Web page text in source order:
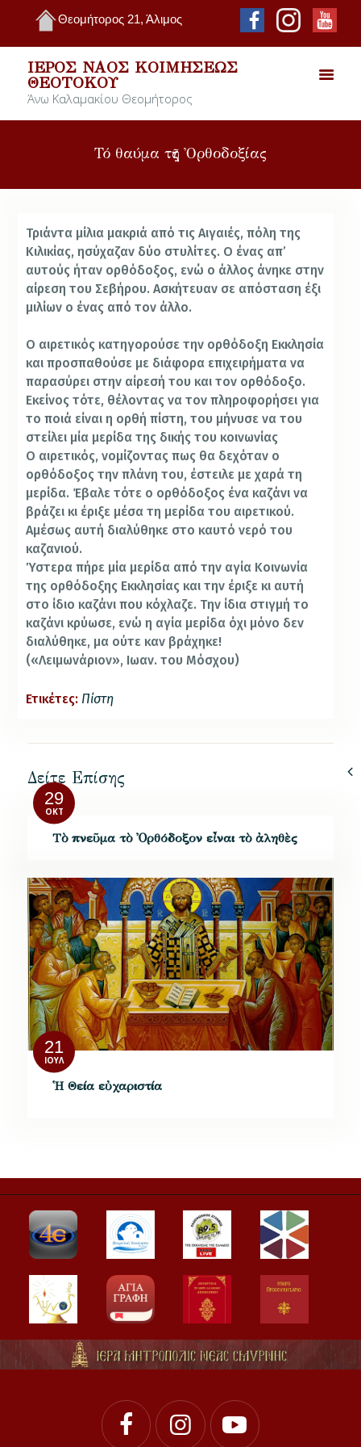
Θεομήτορος 21, Άλιμος
ΙΕΡΌΣ ΝΑΌΣ ΚΟΙΜΉΣΕΩΣ
ΘΕΟΤΌΚΟΥ
Άνω Καλαμακίου Θεομήτορος
Τό θαύμα τῆς Ὀρθοδοξίας
Τριάντα μίλια μακριά από τις Αιγαιές, πόλη της
Κιλικίας, ησύχαζαν δύο στυλίτες. Ο ένας απ’
αυτούς ήταν ορθόδοξος, ενώ ο άλλος άνηκε στην
αίρεση του Σεβήρου. Ασκήτευαν σε απόσταση έξι
μιλίων ο ένας από τον άλλο.
Ο αιρετικός κατηγορούσε την ορθόδοξη Εκκλησία
και προσπαθούσε με διάφορα επιχειρήματα να
παρασύρει στην αίρεσή του και τον ορθόδοξο.
Εκείνος τότε, θέλοντας να τον πληροφορήσει για
το ποιά είναι η ορθή πίστη, του μήνυσε να του
στείλει μία μερίδα της δικής του κοινωνίας
Ο αιρετικός, νομίζοντας πως θα δεχόταν ο
ορθόδοξος την πλάνη του, έστειλε με χαρά τη
μερίδα. Έβαλε τότε ο ορθόδοξος ένα καζάνι να
βράζει κι έριξε μέσα τη μερίδα του αιρετικού.
Αμέσως αυτή διαλύθηκε στο καυτό νερό του
καζανιού.
Ύστερα πήρε μία μερίδα από την αγία Κοινωνία
της ορθόδοξης Εκκλησίας και την έριξε κι αυτή
στο ίδιο καζάνι που κόχλαζε. Την ίδια στιγμή το
καζάνι κρύωσε, ενώ η αγία μερίδα όχι μόνο δεν
διαλύθηκε, μα ούτε καν βράχηκε!
(«Λειμωνάριον», Ιωαν. του Μόσχου)
Ετικέτες: Πίστη
Δείτε Επίσης
29
ΟΚΤ
Τὸ πνεῦμα τὸ Ὀρθόδοξον εἶναι τὸ ἀληθὲς
21
ΙΟΎΛ
῾Η Θεία εὐχαριστία